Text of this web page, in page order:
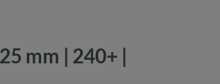
mm | 240+ |